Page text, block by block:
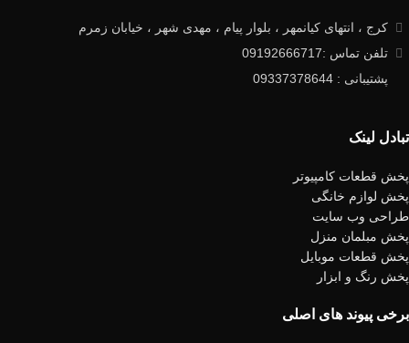
کرج ، انتهای کیانمهر ، بلوار پیام ، مهدی شهر ، خیابان زمرم
تلفن تماس :09192666717
پشتیبانی : 09337378644
تبادل لینک
پخش قطعات کامپیوتر
پخش لوازم خانگی
طراحی وب سایت
پخش مبلمان منزل
پخش قطعات موبایل
پخش رنگ و ابزار
برخی پیوند های اصلی